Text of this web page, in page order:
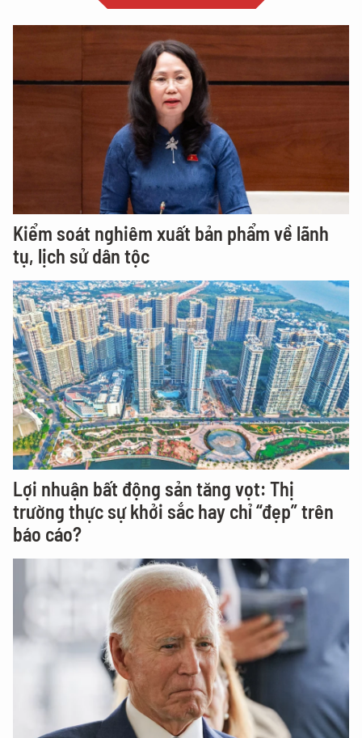
Kiểm soát nghiêm xuất bản phẩm về lãnh
tụ, lịch sử dân tộc
Lợi nhuận bất động sản tăng vọt: Thị
trường thực sự khởi sắc hay chỉ “đẹp” trên
báo cáo?